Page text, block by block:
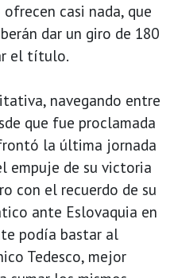
casi nada, que
dar un giro de 180
el título.
navegando entre
que fue proclamada
la última jornada
empuje de su victoria
con el recuerdo de su
ante Eslovaquia en
podía bastar al
Tedesco, mejor